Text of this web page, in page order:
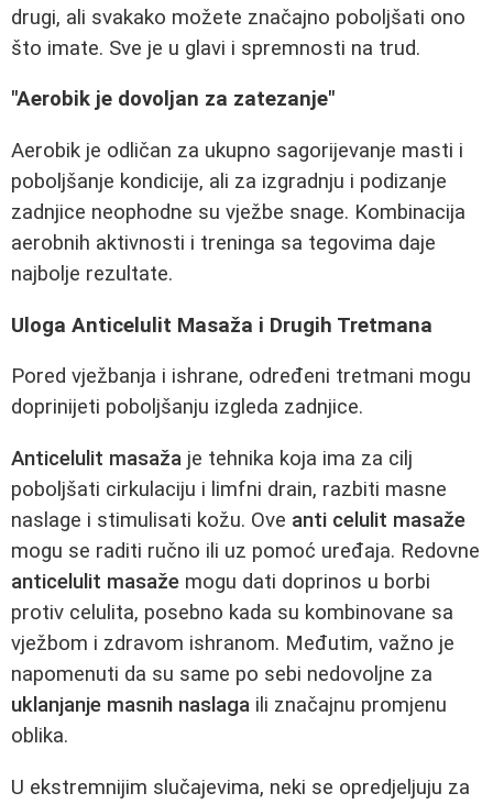
drugi, ali svakako možete značajno poboljšati ono
što imate. Sve je u glavi i spremnosti na trud.
"Aerobik je dovoljan za zatezanje"
Aerobik je odličan za ukupno sagorijevanje masti i
poboljšanje kondicije, ali za izgradnju i podizanje
zadnjice neophodne su vježbe snage. Kombinacija
aerobnih aktivnosti i treninga sa tegovima daje
najbolje rezultate.
Uloga Anticelulit Masaža i Drugih Tretmana
Pored vježbanja i ishrane, određeni tretmani mogu
doprinijeti poboljšanju izgleda zadnjice.
Anticelulit masaža je tehnika koja ima za cilj
poboljšati cirkulaciju i limfni drain, razbiti masne
naslage i stimulisati kožu. Ove anti celulit masaže
mogu se raditi ručno ili uz pomoć uređaja. Redovne
anticelulit masaže mogu dati doprinos u borbi
protiv celulita, posebno kada su kombinovane sa
vježbom i zdravom ishranom. Međutim, važno je
napomenuti da su same po sebi nedovoljne za
uklanjanje masnih naslaga ili značajnu promjenu
oblika.
U ekstremnijim slučajevima, neki se opredjeljuju za